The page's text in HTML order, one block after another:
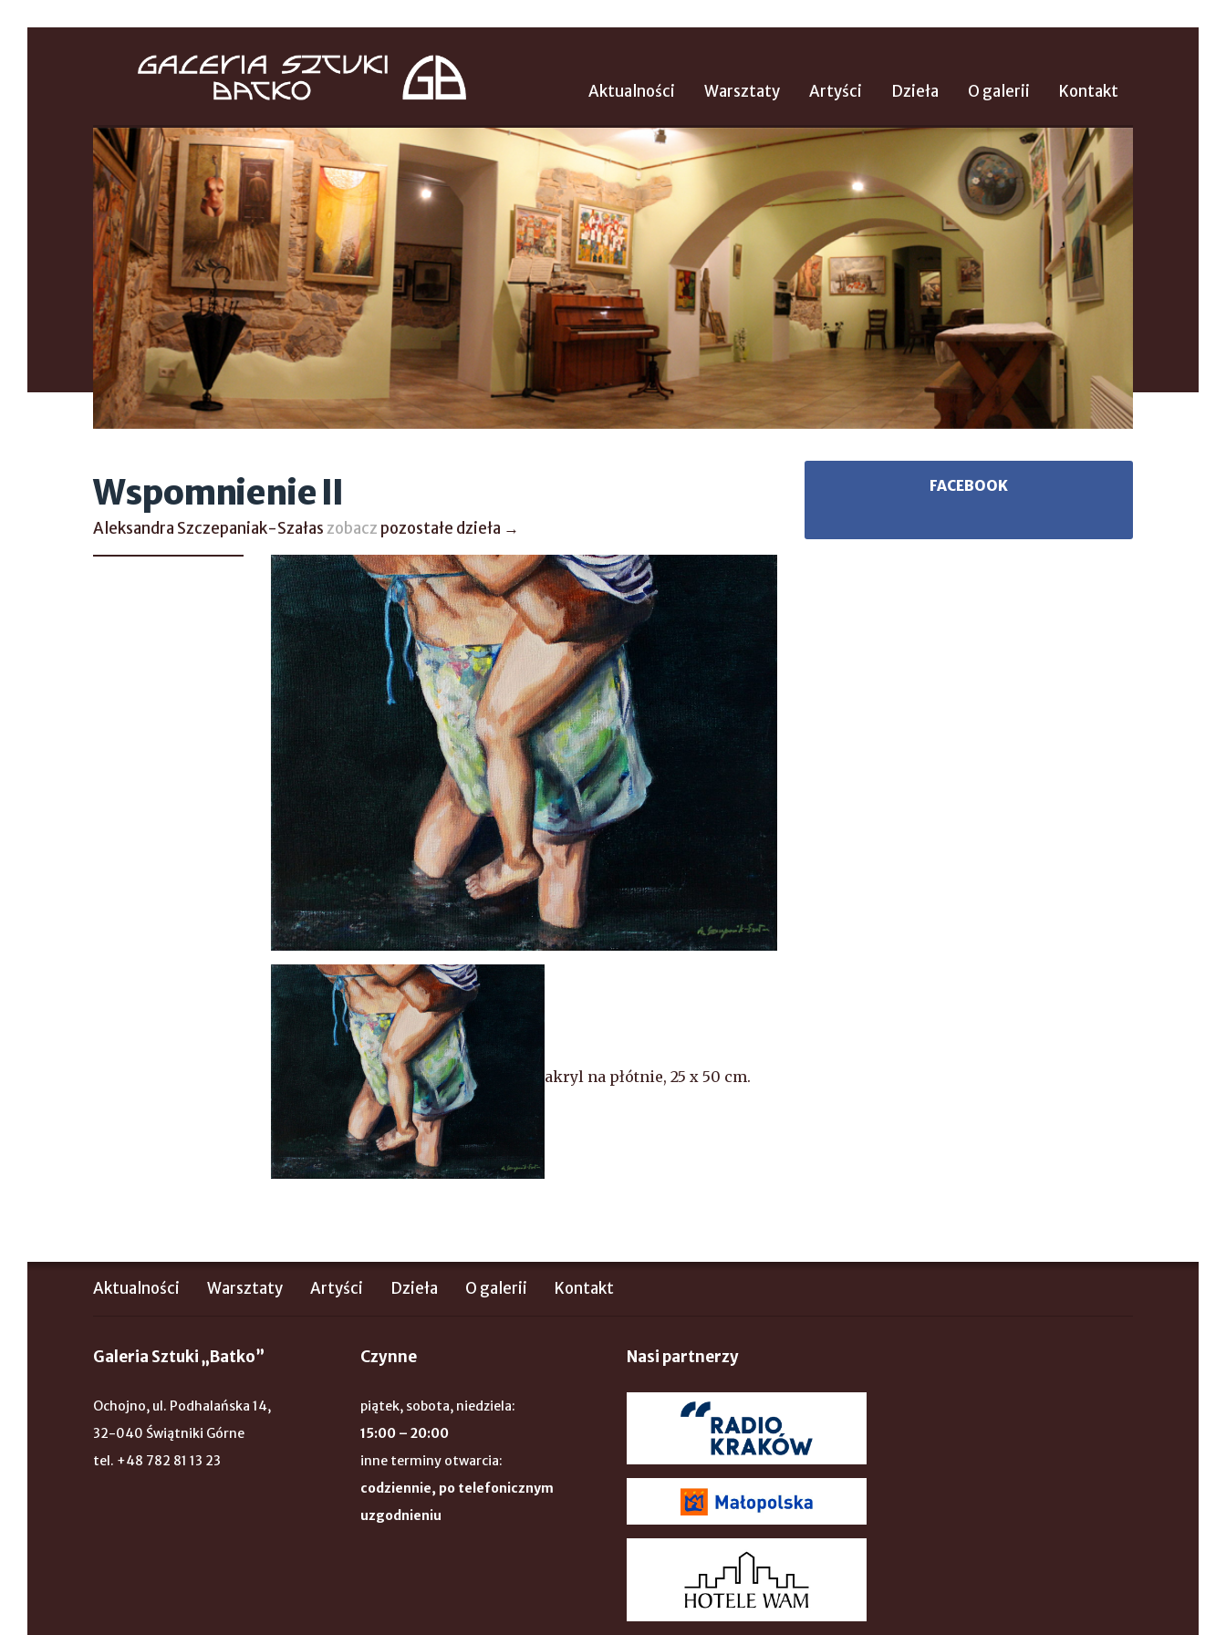
Aktualności Warsztaty Artyści Dzieła O galerii Kontakt
Wspomnienie II
Aleksandra Szczepaniak-Szałaszobacz pozostałe dzieła →
akryl na płótnie, 25 x 50 cm.
FACEBOOK
Aktualności Warsztaty Artyści Dzieła O galerii Kontakt
Galeria Sztuki „Batko”
Ochojno, ul. Podhalańska 14,
32-040 Świątniki Górne
tel. +48 782 81 13 23
Czynne
piątek, sobota, niedziela:
15:00 – 20:00
inne terminy otwarcia:
codziennie, po telefonicznym
uzgodnieniu
Nasi partnerzy